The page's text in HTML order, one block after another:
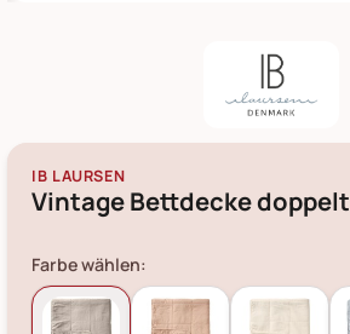
IB LAURSEN
Vintage Bettdecke doppelt
Farbe wählen: